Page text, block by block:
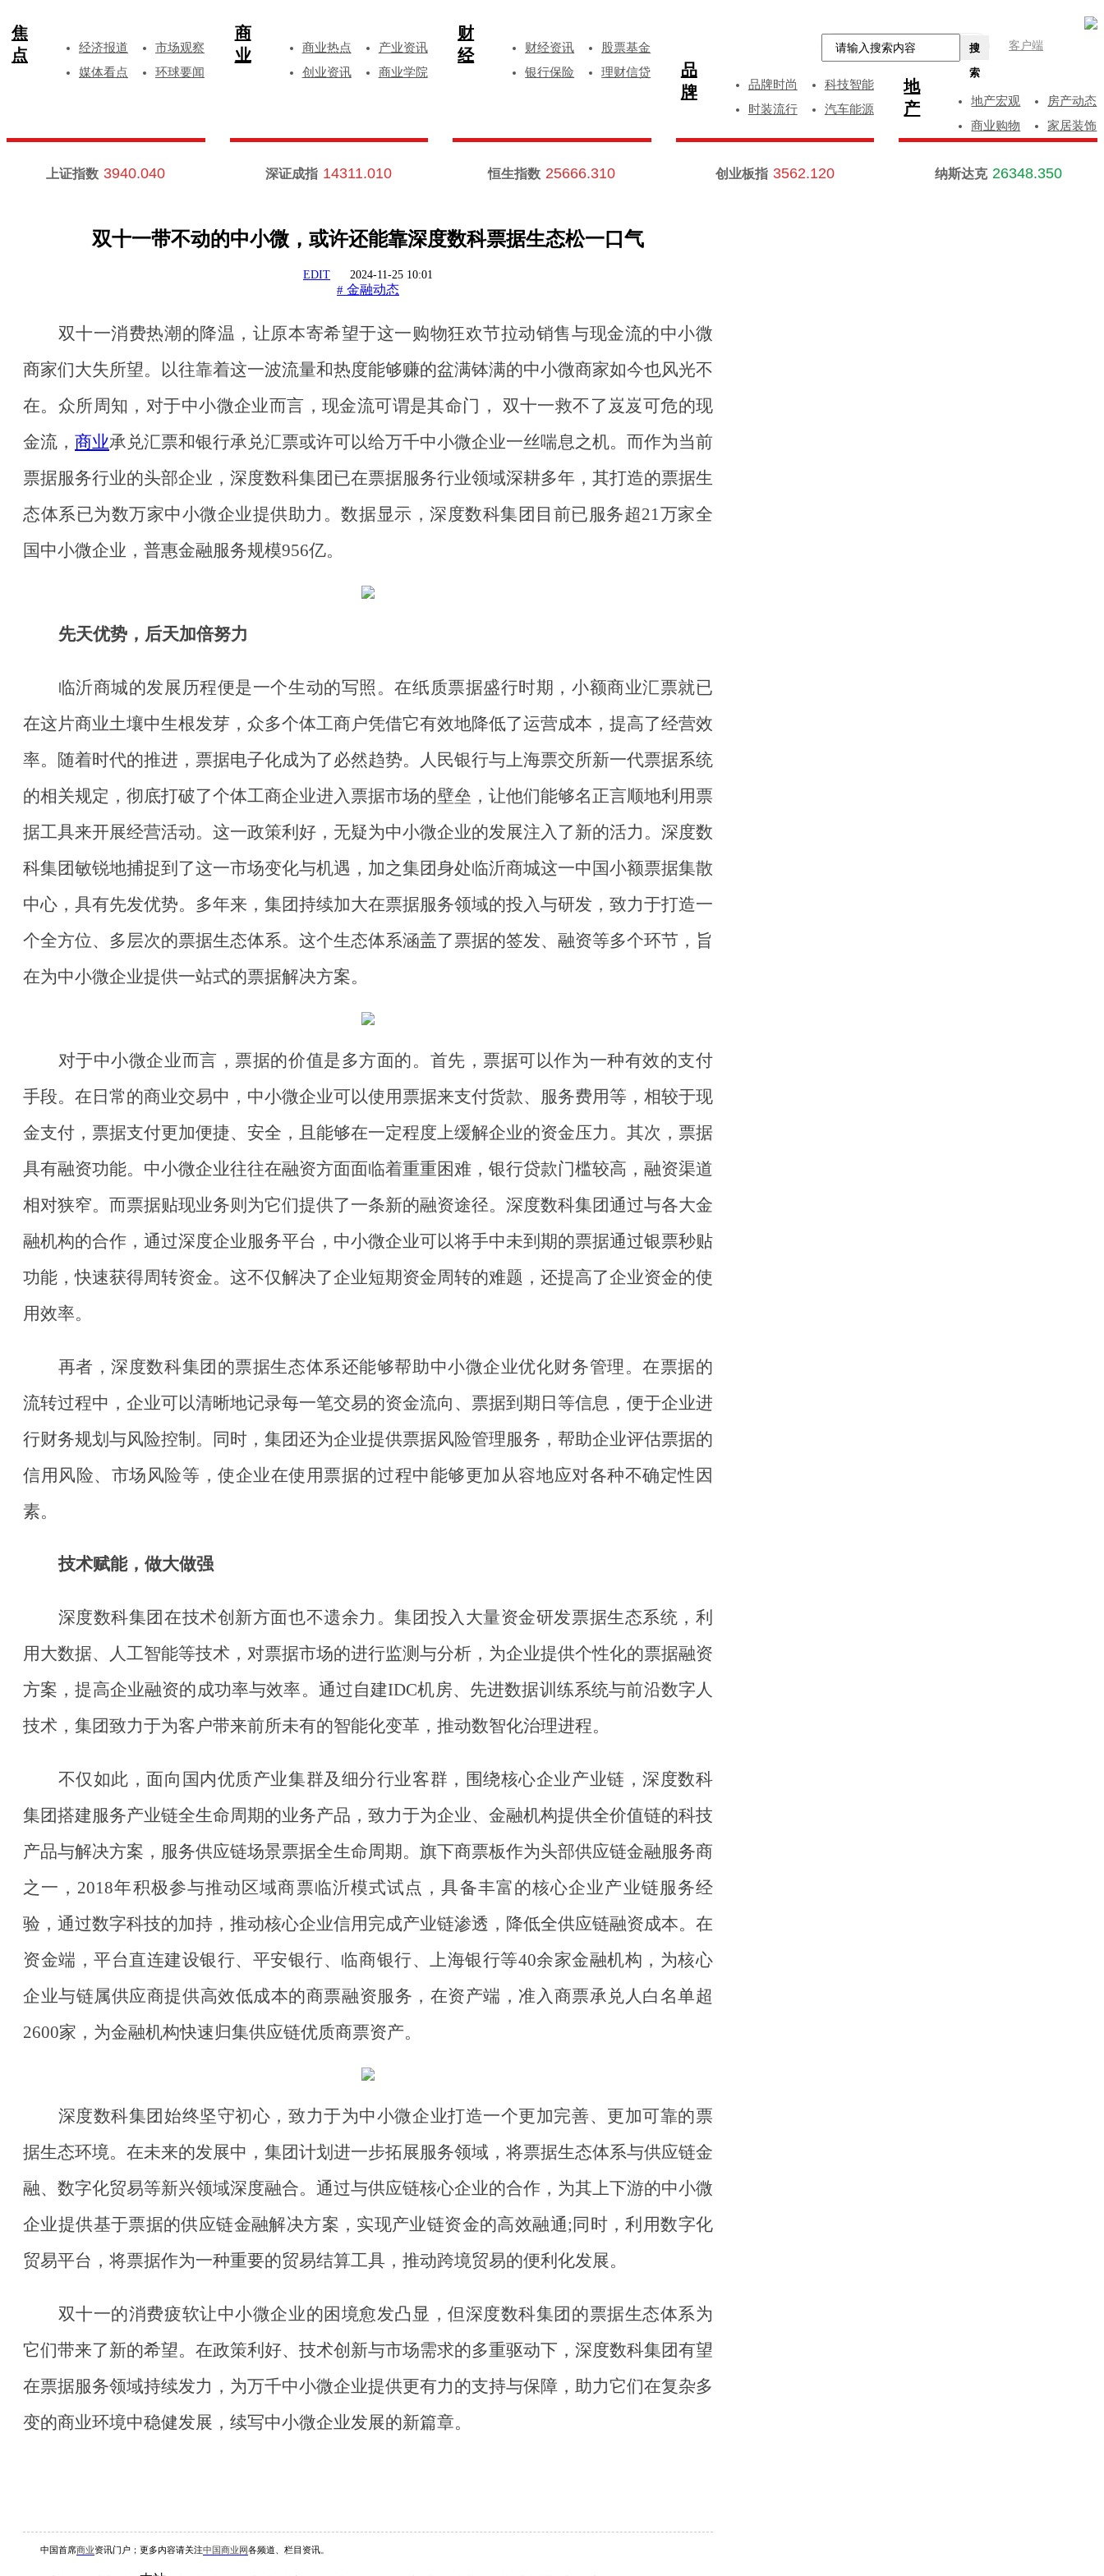
客户端
搜
索
焦
点
经济报道
市场观察
媒体看点
环球要闻
商
业
商业热点
产业资讯
创业资讯
商业学院
财
经
财经资讯
股票基金
银行保险
理财信贷
品
牌
品牌时尚
科技智能
时装流行
汽车能源
地
产
地产宏观
房产动态
商业购物
家居装饰
上证指数 3940.040 深证成指 14311.010 恒生指数 25666.310 创业板指 3562.120 纳斯达克 26348.350
双十一带不动的中小微，或许还能靠深度数科票据生态松一口气
EDIT 2024-11-25 10:01
# 金融动态
双十一消费热潮的降温，让原本寄希望于这一购物狂欢节拉动销售与现金流的中小微
商家们大失所望。以往靠着这一波流量和热度能够赚的盆满钵满的中小微商家如今也风光不
在。众所周知，对于中小微企业而言，现金流可谓是其命门，
双十一救不了岌岌可危的现
金流， 商业承兑汇票和银行承兑汇票或许可以给万千中小微企业一丝喘息之机。而作为当前
票据服务行业的头部企业，深度数科集团已在票据服务行业领域深耕多年，其打造的票据生
态体系已为数万家中小微企业提供助力。数据显示，深度数科集团目前已服务超21万家全
国中小微企业，普惠金融服务规模956亿。
先天优势，后天加倍努力
临沂商城的发展历程便是一个生动的写照。在纸质票据盛行时期，小额商业汇票就已
在这片商业土壤中生根发芽，众多个体工商户凭借它有效地降低了运营成本，提高了经营效
率。随着时代的推进，票据电子化成为了必然趋势。人民银行与上海票交所新一代票据系统
的相关规定，彻底打破了个体工商企业进入票据市场的壁垒，让他们能够名正言顺地利用票
据工具来开展经营活动。这一政策利好，无疑为中小微企业的发展注入了新的活力。深度数
科集团敏锐地捕捉到了这一市场变化与机遇，加之集团身处临沂商城这一中国小额票据集散
中心，具有先发优势。多年来，集团持续加大在票据服务领域的投入与研发，致力于打造一
个全方位、多层次的票据生态体系。这个生态体系涵盖了票据的签发、融资等多个环节，旨
在为中小微企业提供一站式的票据解决方案。
对于中小微企业而言，票据的价值是多方面的。首先，票据可以作为一种有效的支付
手段。在日常的商业交易中，中小微企业可以使用票据来支付货款、服务费用等，相较于现
金支付，票据支付更加便捷、安全，且能够在一定程度上缓解企业的资金压力。其次，票据
具有融资功能。中小微企业往往在融资方面面临着重重困难，银行贷款门槛较高，融资渠道
相对狭窄。而票据贴现业务则为它们提供了一条新的融资途径。深度数科集团通过与各大金
融机构的合作，通过深度企业服务平台，中小微企业可以将手中未到期的票据通过银票秒贴
功能，快速获得周转资金。这不仅解决了企业短期资金周转的难题，还提高了企业资金的使
用效率。
再者，深度数科集团的票据生态体系还能够帮助中小微企业优化财务管理。在票据的
流转过程中，企业可以清晰地记录每一笔交易的资金流向、票据到期日等信息，便于企业进
行财务规划与风险控制。同时，集团还为企业提供票据风险管理服务，帮助企业评估票据的
信用风险、市场风险等，使企业在使用票据的过程中能够更加从容地应对各种不确定性因
素。
技术赋能，做大做强
深度数科集团在技术创新方面也不遗余力。集团投入大量资金研发票据生态系统，利
用大数据、人工智能等技术，对票据市场的进行监测与分析，为企业提供个性化的票据融资
方案，提高企业融资的成功率与效率。通过自建IDC机房、先进数据训练系统与前沿数字人
技术，集团致力于为客户带来前所未有的智能化变革，推动数智化治理进程。
不仅如此，面向国内优质产业集群及细分行业客群，围绕核心企业产业链，深度数科
集团搭建服务产业链全生命周期的业务产品，致力于为企业、金融机构提供全价值链的科技
产品与解决方案，服务供应链场景票据全生命周期。旗下商票板作为头部供应链金融服务商
之一， 2018年积极参与推动区域商票临沂模式试点，具备丰富的核心企业产业链服务经
验，通过数字科技的加持，推动核心企业信用完成产业链渗透，降低全供应链融资成本。在
资金端，平台直连建设银行、平安银行、临商银行、上海银行等40余家金融机构，为核心
企业与链属供应商提供高效低成本的商票融资服务，在资产端，准入商票承兑人白名单超
2600家，为金融机构快速归集供应链优质商票资产。
深度数科集团始终坚守初心，致力于为中小微企业打造一个更加完善、更加可靠的票
据生态环境。在未来的发展中，集团计划进一步拓展服务领域，将票据生态体系与供应链金
融、数字化贸易等新兴领域深度融合。通过与供应链核心企业的合作，为其上下游的中小微
企业提供基于票据的供应链金融解决方案，实现产业链资金的高效融通;同时，利用数字化
贸易平台，将票据作为一种重要的贸易结算工具，推动跨境贸易的便利化发展。
双十一的消费疲软让中小微企业的困境愈发凸显，但深度数科集团的票据生态体系为
它们带来了新的希望。在政策利好、技术创新与市场需求的多重驱动下，深度数科集团有望
在票据服务领域持续发力，为万千中小微企业提供更有力的支持与保障，助力它们在复杂多
变的商业环境中稳健发展，续写中小微企业发展的新篇章。
中国首席商业资讯门户；更多内容请关注中国商业网各频道、栏目资讯